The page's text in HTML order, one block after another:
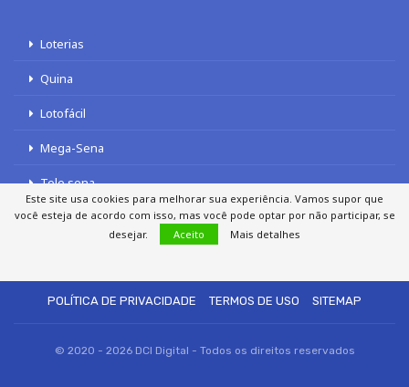
Loterias
Quina
Lotofácil
Mega-Sena
Tele sena
POLÍTICA DE PRIVACIDADE
TERMOS DE USO SITEMAP
© 2020 - 2026 DCI Digital - Todos os direitos reservados
Este site usa cookies para melhorar sua experiência. Vamos supor que
você esteja de acordo com isso, mas você pode optar por não participar, se
desejar.
Aceito Mais detalhes